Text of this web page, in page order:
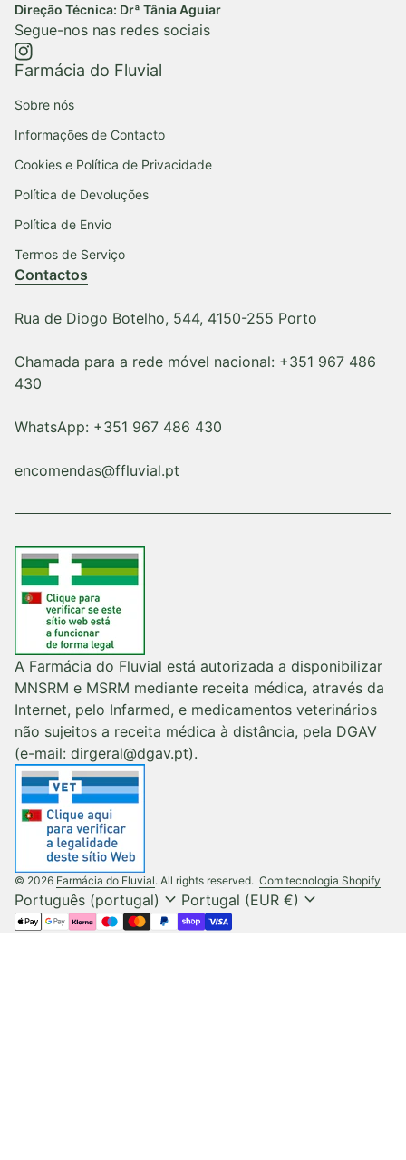
Direção Técnica: Drª Tânia Aguiar
Segue-nos nas redes sociais
https://www.instagram.com/farmaciadofluvial/
(ligação abre num novo separador/janela)
Farmácia do Fluvial
Sobre nós
Informações de Contacto
Cookies e Política de Privacidade
Política de Devoluções
Política de Envio
Termos de Serviço
Contactos
Rua de Diogo Botelho, 544, 4150-255 Porto
Chamada para a rede móvel nacional: +351 967 486
430
WhatsApp: +351 967 486 430
encomendas@ffluvial.pt
A Farmácia do Fluvial está autorizada a disponibilizar
MNSRM e MSRM mediante receita médica, através da
Internet, pelo Infarmed, e medicamentos veterinários
não sujeitos a receita médica à distância, pela DGAV
(e-mail: dirgeral@dgav.pt).
© 2026 Farmácia do Fluvial. All rights reserved. Com tecnologia Shopify
Português (portugal) expand_more Portugal (EUR €) expand_more
Métodos de pagamento